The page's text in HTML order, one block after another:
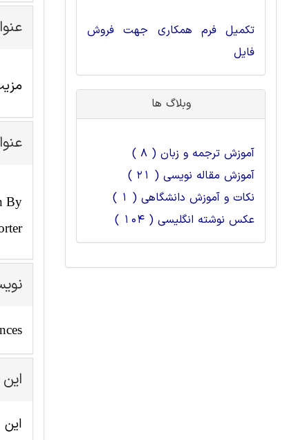
By
تکمیل فرم همکاری جهت فروش
فایل
وبلاگ ها
آموزش ترجمه و زبان ( 8 )
آموزش مقاله نویسی ( 21 )
نکات و آموزش دانشگاهی ( 1 )
عکس نوشته انگلیسی ( 104 )